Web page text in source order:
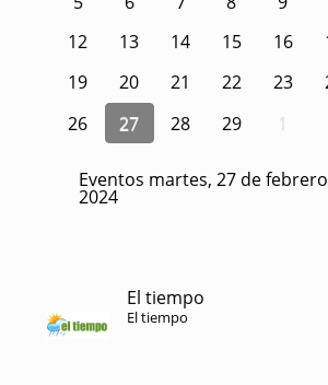
12
13 14 15 16
19
20 21 22 23
26
27 28 29 1
Eventos martes, 27 de
2024
El tiempo
El tiempo